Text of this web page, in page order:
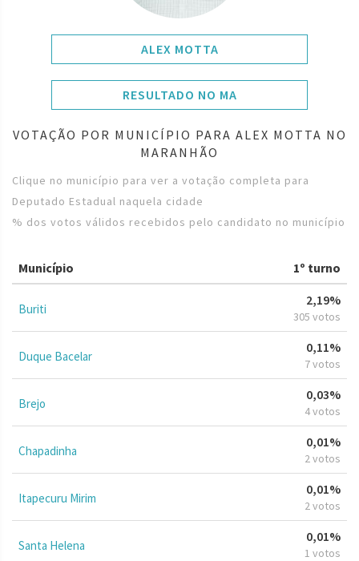
ALEX MOTTA
RESULTADO NO MA
VOTAÇÃO POR MUNICÍPIO PARA ALEX MOTTA NO
MARANHÃO
Clique no município para ver a votação completa para
Deputado Estadual naquela cidade
% dos votos válidos recebidos pelo candidato no município
Município 1º turno
Buriti
2,19%
305 votos
Duque Bacelar
0,11%
7 votos
Brejo
0,03%
4 votos
Chapadinha
0,01%
2 votos
Itapecuru Mirim
0,01%
2 votos
Santa Helena
0,01%
1 votos